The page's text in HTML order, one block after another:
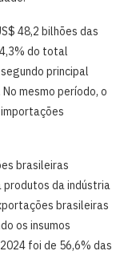
48,2 bilhões das
do total
principal
mesmo período, o
brasileiras
produtos da indústria
brasileiras
os insumos
foi de 56,6% das